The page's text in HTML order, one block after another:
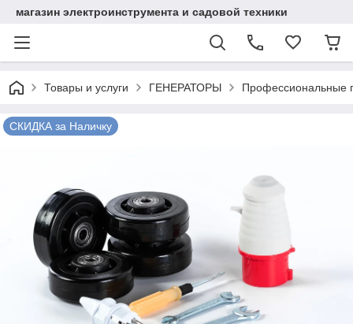
магазин электроинструмента и садовой техники
Товары и услуги ГЕНЕРАТОРЫ Профессиональные
СКИДКА за Наличку